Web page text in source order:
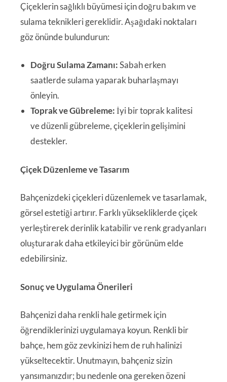
Çiçeklerin sağlıklı büyümesi için doğru bakım ve
sulama teknikleri gereklidir. Aşağıdaki noktaları
göz önünde bulundurun:
Doğru Sulama Zamanı:Sabah erken
saatlerde sulama yaparak buharlaşmayı
önleyin.
Toprak ve Gübreleme:İyi bir toprak kalitesi
ve düzenli gübreleme, çiçeklerin gelişimini
destekler.
Çiçek Düzenleme ve Tasarım
Bahçenizdeki çiçekleri düzenlemek ve tasarlamak,
görsel estetiği artırır. Farklı yüksekliklerde çiçek
yerleştirerek derinlik katabilir ve renk gradyanları
oluşturarak daha etkileyici bir görünüm elde
edebilirsiniz.
Sonuç ve Uygulama Önerileri
Bahçenizi daha renkli hale getirmek için
öğrendiklerinizi uygulamaya koyun. Renkli bir
bahçe, hem göz zevkinizi hem de ruh halinizi
yükseltecektir. Unutmayın, bahçeniz sizin
yansımanızdır; bu nedenle ona gereken özeni